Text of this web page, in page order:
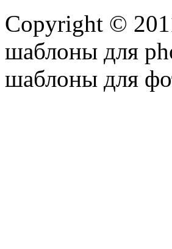
Copyright ©
шаблоны для
шаблоны для